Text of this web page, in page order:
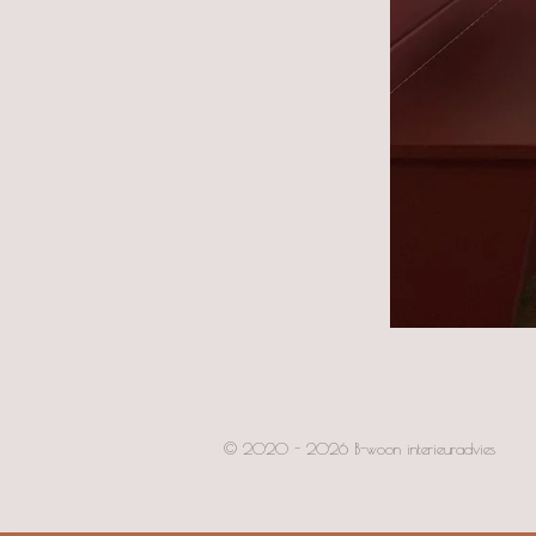
© 2020 - 2026 B-woon interieuradvies